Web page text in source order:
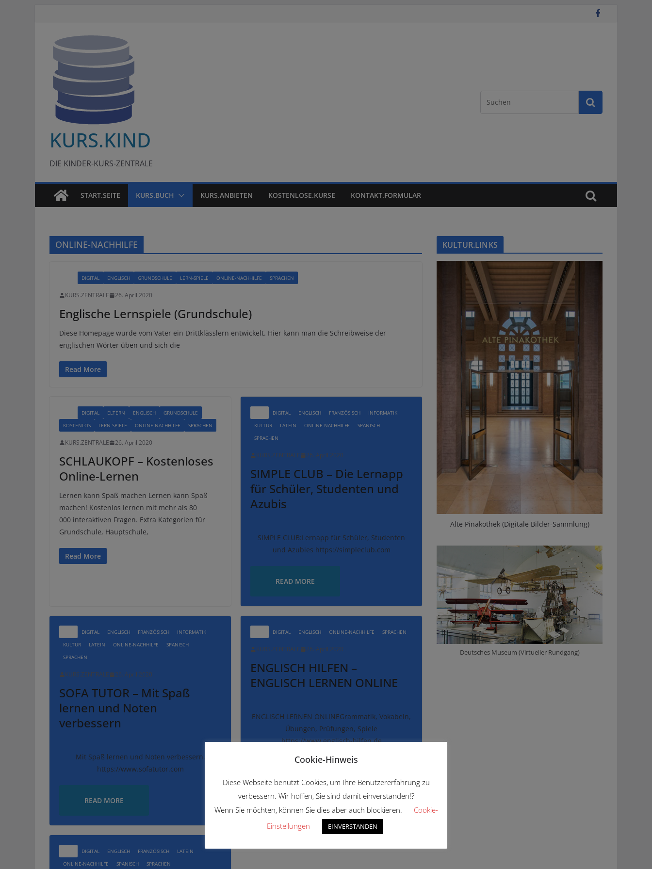
springen
KURS.KIND
DIE KINDER-KURS-ZENTRALE
START.SEITE KURS.BUCH KURS.ANBIETEN KOSTENLOSE.KURSE KONTAKT.FORMULAR
ONLINE-NACHHILFE
DIGITAL ENGLISCH GRUNDSCHULE LERN-SPIELE ONLINE-NACHHILFE SPRACHEN
KURS.ZENTRALE 26. April 2020
Englische Lernspiele (Grundschule)
Diese Homepage wurde vom Vater ein Drittklässlern entwickelt. Hier kann man die Schreibweise der
englischen Wörter üben und sich die
Read More
DIGITAL ELTERN ENGLISCH
GRUNDSCHULE
KOSTENLOS
LERN-SPIELE ONLINE-NACHHILFE SPRACHEN
KURS.ZENTRALE 26. April 2020
SCHLAUKOPF – Kostenloses
Online-Lernen
Lernen kann Spaß machen Lernen kann Spaß
machen! Kostenlos lernen mit mehr als 80
000 interaktiven Fragen. Extra Kategorien für
Grundschule, Hauptschule,
Read More
DIGITAL ENGLISCH FRANZÖSISCH
INFORMATIK
KULTUR
LATEIN ONLINE-NACHHILFE
SPANISCH
SPRACHEN
KURS.ZENTRALE 26. April 2020
SIMPLE CLUB – Die Lernapp
für Schüler, Studenten und
Azubis
SIMPLE CLUB:Lernapp für Schüler, Studenten
und Azubies https://simpleclub.com
READ MORE
DIGITAL ENGLISCH FRANZÖSISCH
INFORMATIK
KULTUR
LATEIN ONLINE-NACHHILFE
SPANISCH
SPRACHEN
KURS.ZENTRALE 26. April 2020
SOFA TUTOR – Mit Spaß
lernen und Noten
verbessern
Mit Spaß lernen und Noten verbessern.
https://www.sofatutor.com
READ MORE
DIGITAL ENGLISCH ONLINE-NACHHILFE SPRACHEN
KURS.ZENTRALE 26. April 2020
ENGLISCH HILFEN –
ENGLISCH LERNEN ONLINE
ENGLISCH LERNEN ONLINEGrammatik, Vokabeln,
Übungen, Prüfungen, Spiele
https://www.englisch-hilfen.de
DIGITAL ENGLISCH FRANZÖSISCH
LATEIN
ONLINE-NACHHILFE
SPANISCH SPRACHEN
KULTUR.LINKS
Alte Pinakothek (Digitale Bilder-Sammlung)
Deutsches Museum (Virtueller Rundgang)
Cookie-Hinweis
Diese Webseite benutzt Cookies, um Ihre Benutzererfahrung zu
verbessern. Wir hoffen, Sie sind damit einverstanden!?
Wenn Sie möchten, können Sie dies aber auch blockieren.
Cookie-
Einstellungen
EINVERSTANDEN